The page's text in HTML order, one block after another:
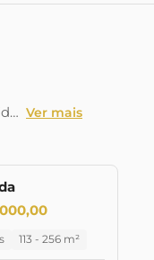
Ver mais
113 - 256 m²